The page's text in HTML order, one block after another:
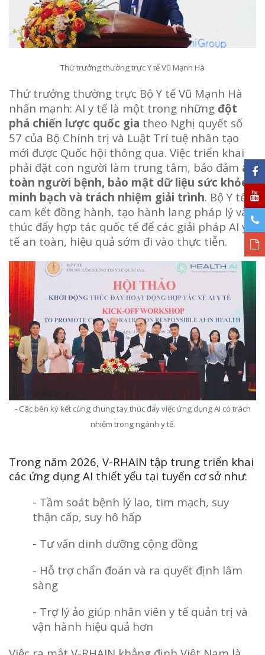
Thứ trưởng thường trực Y tế Vũ Mạnh Hà
Thứ trưởng thường trực Bộ Y tế Vũ Mạnh Hà
nhấn mạnh: AI y tế là một trong những đột
phá chiến lược quốc gia theo Nghị quyết số
57 của Bộ Chính trị và Luật Trí tuệ nhân tạo
mới được Quốc hội thông qua. Việc triển khai
phải đặt con người làm trung tâm, bảo đảm an
toàn người bệnh, bảo mật dữ liệu sức khỏe,
minh bạch và trách nhiệm giải trình. Bộ Y tế
cam kết đồng hành, tạo hành lang pháp lý và
thúc đẩy hợp tác quốc tế để các giải pháp AI y
tế an toàn, hiệu quả sớm đi vào thực tiễn.
- Các bên ký kết cùng chung tay thúc đẩy việc ứng dụng AI có trách
nhiệm trong ngành y tế.
Trong năm 2026, V-RHAIN tập trung triển khai
các ứng dụng AI thiết yếu tại tuyến cơ sở như:
- Tầm soát bệnh lý lao, tim mạch, suy
thận cấp, suy hô hấp
- Tư vấn dinh dưỡng cộng đồng
- Hỗ trợ chẩn đoán và ra quyết định lâm
sàng
- Trợ lý ảo giúp nhân viên y tế quản trị và
vận hành hiệu quả hơn